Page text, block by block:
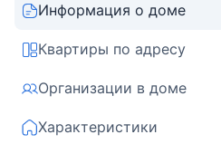
Информация о доме
Квартиры по адресу
Организации в доме
Характеристики